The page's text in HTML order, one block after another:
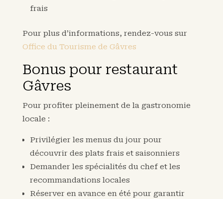
frais
Pour plus d’informations, rendez-vous sur
Office du Tourisme de Gâvres
Bonus pour restaurant
Gâvres
Pour profiter pleinement de la gastronomie
locale :
Privilégier les menus du jour pour
découvrir des plats frais et saisonniers
Demander les spécialités du chef et les
recommandations locales
Réserver en avance en été pour garantir